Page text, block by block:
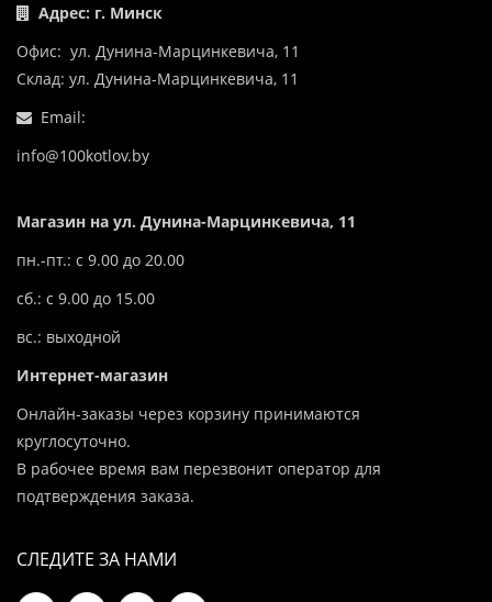
Адрес: г. Минск
Офис: ул. Дунина-Марцинкевича, 11
Склад: ул. Дунина-Марцинкевича, 11
Email:
info@100kotlov.by
Магазин на ул. Дунина-Марцинкевича, 11
пн.-пт.: с 9.00 до 20.00
сб.: с 9.00 до 15.00
вс.: выходной
Интернет-магазин
Онлайн-заказы через корзину принимаются
круглосуточно.
В рабочее время вам перезвонит оператор для
подтверждения заказа.
СЛЕДИТЕ ЗА НАМИ